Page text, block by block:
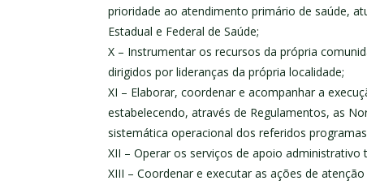
prioridade ao atendimento primário de saúde,
Estadual e Federal de Saúde;
X – Instrumentar os recursos da própria
dirigidos por lideranças da própria localidade;
XI – Elaborar, coordenar e acompanhar a
estabelecendo, através de Regulamentos, as
sistemática operacional dos referidos
XII – Operar os serviços de apoio administrativo
XIII – Coordenar e executar as ações de